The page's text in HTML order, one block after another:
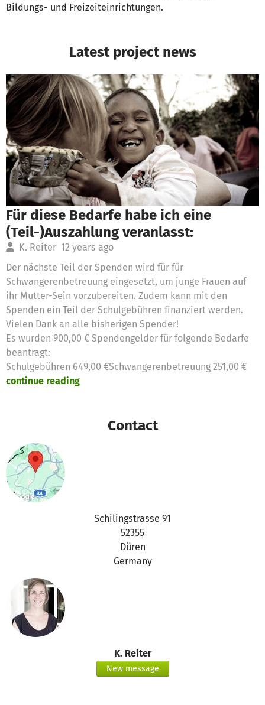
Bildungs- und Freizeiteinrichtungen.
Latest project news
Für diese Bedarfe habe ich eine
(Teil-)Auszahlung veranlasst:
K. Reiter 12 years ago
Der nächste Teil der Spenden wird für für
Schwangerenbetreuung eingesetzt, um junge Frauen auf
ihr Mutter-Sein vorzubereiten. Zudem kann mit den
Spenden ein Teil der Schulgebühren finanziert werden.
Vielen Dank an alle bisherigen Spender!
Es wurden 900,00 € Spendengelder für folgende Bedarfe
beantragt:
Schulgebühren 649,00 €Schwangerenbetreuung 251,00 €
continue reading
Contact
Schilingstrasse 91
52355
Düren
Germany
K. Reiter
New message